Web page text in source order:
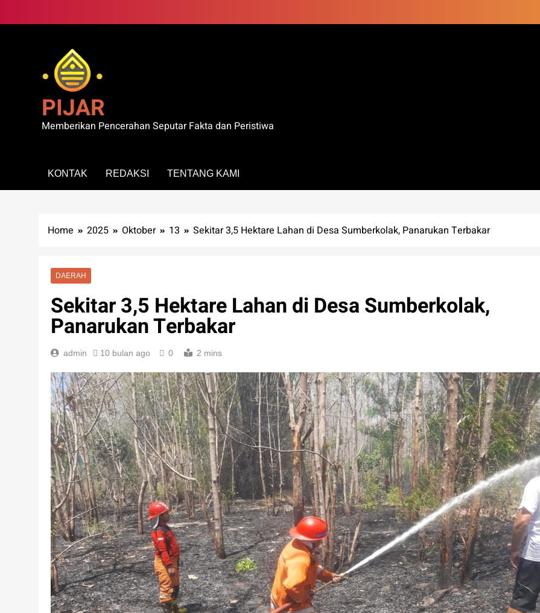
to
PIJAR
Memberikan Pencerahan Seputar Fakta dan Peristiwa
KONTAK REDAKSI TENTANG KAMI
Home 2025 Oktober 13 Sekitar 3,5 Hektare Lahan di Desa Sumberkolak, Panarukan Terbakar
DAERAH
Sekitar 3,5 Hektare Lahan di Desa Sumberkolak,
Panarukan Terbakar
admin 10 bulan ago 0 2 mins